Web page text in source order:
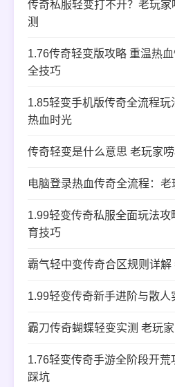
传奇私服轻变打不开？老玩
测
1.76传奇轻变版攻略 重温热
全技巧
1.85轻变手机版传奇全流程
热血时光
传奇轻变是什么意思 老玩家
电脑登录热血传奇全流程：
1.99轻变传奇私服全面玩法攻
育技巧
霸气轻中变传奇合区规则详
1.99轻变传奇新手进阶与散人
霸刀传奇蝴蝶轻变实测 老玩
1.76轻变传奇手游全阶段开荒
踩坑